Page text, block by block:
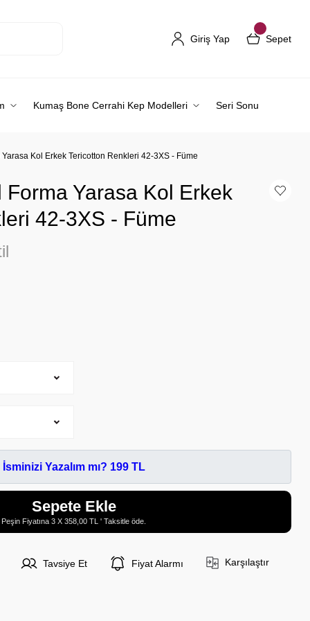
Giriş Yap Sepet
Kumaş Bone Cerrahi Kep Modelleri Seri Sonu
Kol Erkek Tericotton Renkleri 42-3XS - Füme
Forma Yarasa Kol Erkek
42-3XS - Füme
İsminizi Yazalım mı? 199 TL
Sepete Ekle
Peşin Fiyatına 3 X 358,00 TL ' Taksitle öde.
Tavsiye Et Fiyat Alarmı Karşılaştır